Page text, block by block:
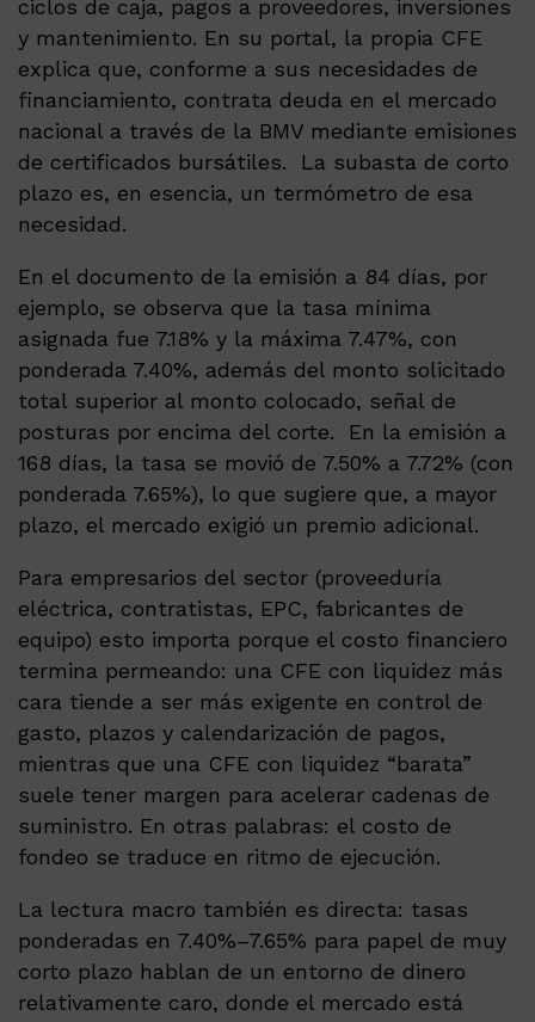
ciclos de caja, pagos a proveedores, inversiones
y mantenimiento. En su portal, la propia CFE
explica que, conforme a sus necesidades de
financiamiento, contrata deuda en el mercado
nacional a través de la BMV mediante emisiones
de certificados bursátiles. La subasta de corto
plazo es, en esencia, un termómetro de esa
necesidad.
En el documento de la emisión a 84 días, por
ejemplo, se observa que la tasa mínima
asignada fue 7.18% y la máxima 7.47%, con
ponderada 7.40%, además del monto solicitado
total superior al monto colocado, señal de
posturas por encima del corte. En la emisión a
168 días, la tasa se movió de 7.50% a 7.72% (con
ponderada 7.65%), lo que sugiere que, a mayor
plazo, el mercado exigió un premio adicional.
Para empresarios del sector (proveeduría
eléctrica, contratistas, EPC, fabricantes de
equipo) esto importa porque el costo financiero
termina permeando: una CFE con liquidez más
cara tiende a ser más exigente en control de
gasto, plazos y calendarización de pagos,
mientras que una CFE con liquidez “barata”
suele tener margen para acelerar cadenas de
suministro. En otras palabras: el costo de
fondeo se traduce en ritmo de ejecución.
La lectura macro también es directa: tasas
ponderadas en 7.40%–7.65% para papel de muy
corto plazo hablan de un entorno de dinero
relativamente caro, donde el mercado está